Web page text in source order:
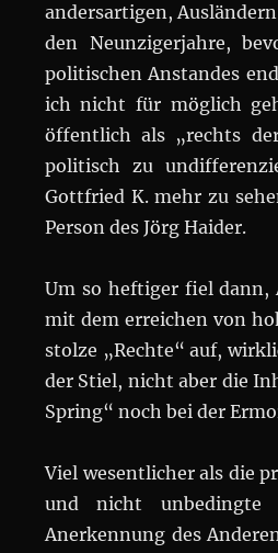
andersartigen,
den Neunzigerjahre,
politischen Anstandes
ich nicht für möglich
öffentlich als „rechts
politisch zu
Gottfried K. mehr zu
Person des Jörg Haider.
Um so heftiger fiel dann,
mit dem erreichen von
stolze „Rechte“ auf,
der Stiel, nicht aber die
Spring“ noch bei der
Viel wesentlicher als die
und nicht
Anerkennung des